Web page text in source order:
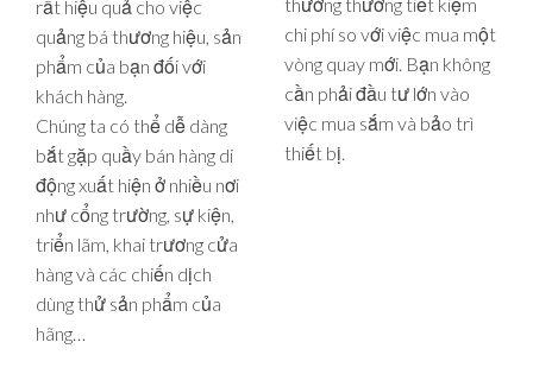
rất hiệu quả cho việc
quảng bá thương hiệu, sản
phẩm của bạn đối với
khách hàng.
Chúng ta có thể dễ dàng
bắt gặp quầy bán hàng di
động xuất hiện ở nhiều nơi
như cổng trường, sự kiện,
triển lãm, khai trương cửa
hàng và các chiến dịch
dùng thử sản phẩm của
hãng…
chi phí so với việc mua một
vòng quay mới. Bạn không
cần phải đầu tư lớn vào
việc mua sắm và bảo trì
thiết bị.